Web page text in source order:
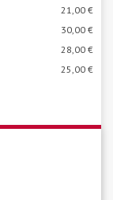
21,00 €
30,00 €
28,00 €
25,00 €